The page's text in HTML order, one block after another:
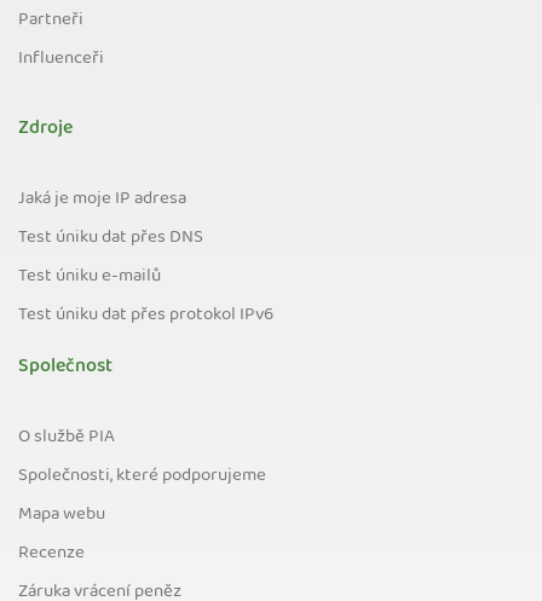
Partneři
Influenceři
Zdroje
Jaká je moje IP adresa
Test úniku dat přes DNS
Test úniku e-mailů
Test úniku dat přes protokol IPv6
Společnost
O službě PIA
Společnosti, které podporujeme
Mapa webu
Recenze
Záruka vrácení peněz